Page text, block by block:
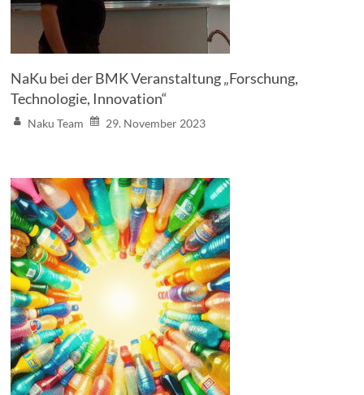
NaKu bei der BMK Veranstaltung „Forschung,
Technologie, Innovation“
Naku Team 29. November 2023